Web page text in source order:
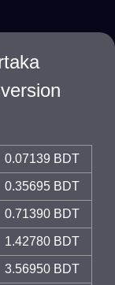
0.07139 BDT
0.35695 BDT
0.71390 BDT
1.42780 BDT
3.56950 BDT